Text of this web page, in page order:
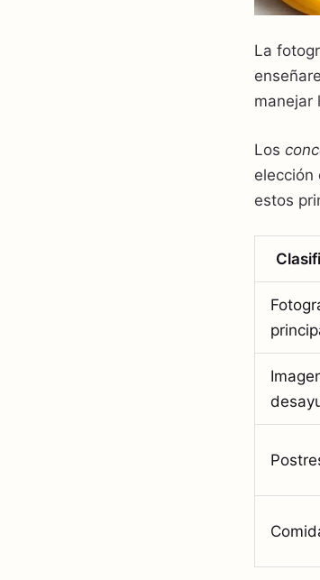
La
manejar
Los
elección
estos